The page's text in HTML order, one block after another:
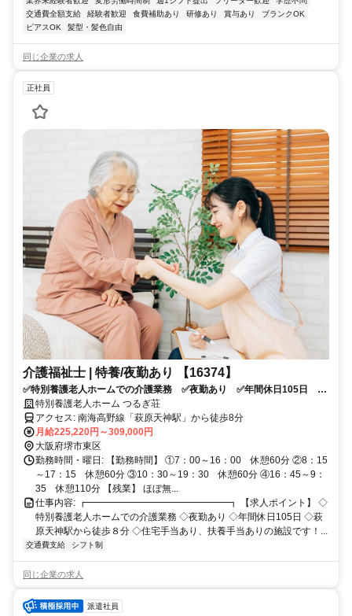
交通費全額支給
経験者歓迎 食費補助あり 研修あり 賞与あり
ブランクOK
ピアスOK
髪型・髪色自由
同じ企業の求人
正社員
介護福祉士 | 特養/夜勤あり 【16374】
✅特別養護老人ホームでの介護業務 ✅夜勤あり ✅年間休日105日 ✅
萩原天神駅から徒歩８分 ✅住宅手当あり、扶養手当ありの施設で
す！ ✅応募条件：介護系資格をお持ちの方
特別養護老人ホーム つるぎ荘
アクセス: 南海高野線「萩原天神駅」から徒歩8分
月給225,220円～309,000円
大阪府堺市東区
勤務時間・曜日: 【勤務時間】 ①7：00～16：00 休憩60分 ②8：15
～17：15 休憩60分 ③10：30～19：30 休憩60分 ④16：45～9：
35 休憩110分 【残業】 ほぼ無...
仕事内容: ┏━━━━━━━━━━━━━━━┓ 【求人ポイント】 ◇
特別養護老人ホームでの介護業務 ◇夜勤あり ◇年間休日105日 ◇萩
原天神駅から徒歩８分 ◇住宅手当あり、扶養手当ありの施設です！...
交通費支給 シフト制
同じ企業の求人
派遣社員